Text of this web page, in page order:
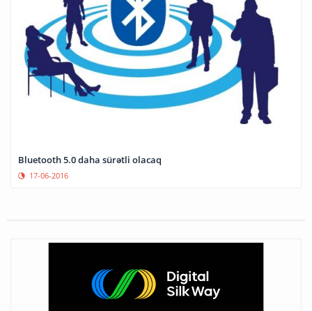
Bluetooth 5.0 daha sürətli olacaq
17-06-2016